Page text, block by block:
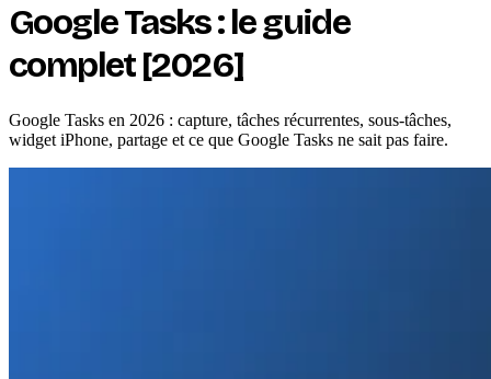
Google Tasks : le guide
complet [2026]
Google Tasks en 2026 : capture, tâches récurrentes, sous-tâches,
widget iPhone, partage et ce que Google Tasks ne sait pas faire.